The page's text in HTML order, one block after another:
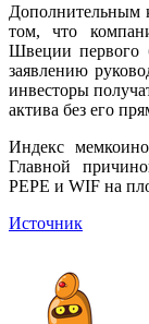
Дополнительным
том, что
Швеции первого
заявлению
инвесторы
актива без его
Индекс
Главной
PEPE и WIF на
Источник